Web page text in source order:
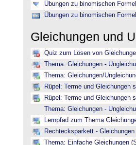
Übungen zu binomischen
Übungen zu binomischen
Gleichungen und
Quiz zum Lösen von
Thema: Gleichungen -
Thema: Gleichungen/
Rüpel: Terme und Gleichungen
Rüpel: Terme und Gleichungen
Thema: Gleichungen -
Lernpfad zum Thema
Rechtecksparkett -
Thema: Einfache Gleichungen